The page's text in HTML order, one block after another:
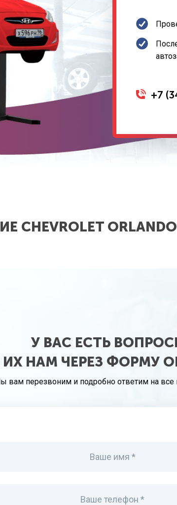
+7
У ВАС ЕСТЬ
НАМ ЧЕРЕЗ ФОРМУ
вам перезвоним и подробно ответим на
Ваше имя *
Ваше телефон *